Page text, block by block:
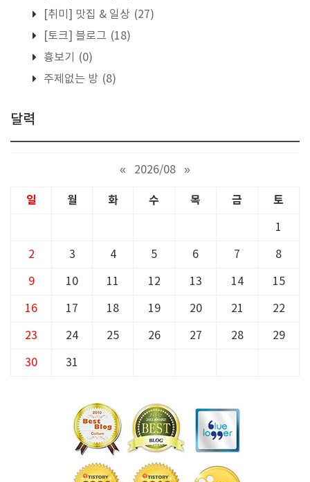
[취미] 맛집 & 일상 (27)
[토크] 블로그 (18)
흉보기
(0)
주제없는 방 (8)
달력
« 2026/08 »
일 월 화 수 목 금 토
1
2 3 4 5 6 7 8
9 10 11 12 13 14 15
16 17 18 19 20 21 22
23 24 25 26 27 28 29
30 31